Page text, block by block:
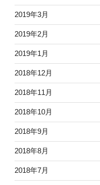
2019年3月
2019年2月
2019年1月
2018年12月
2018年11月
2018年10月
2018年9月
2018年8月
2018年7月